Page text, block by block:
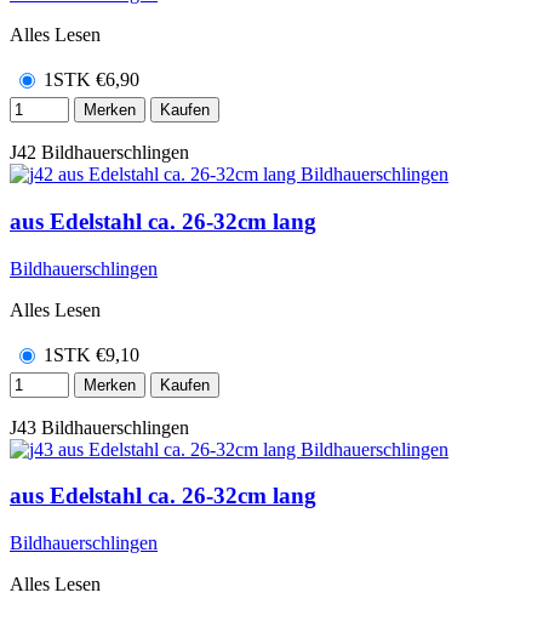
Alles Lesen
1STK €6,90
Merken Kaufen
J42 Bildhauerschlingen
aus Edelstahl ca. 26-32cm lang
Bildhauerschlingen
Alles Lesen
1STK €9,10
Merken Kaufen
J43 Bildhauerschlingen
aus Edelstahl ca. 26-32cm lang
Bildhauerschlingen
Alles Lesen